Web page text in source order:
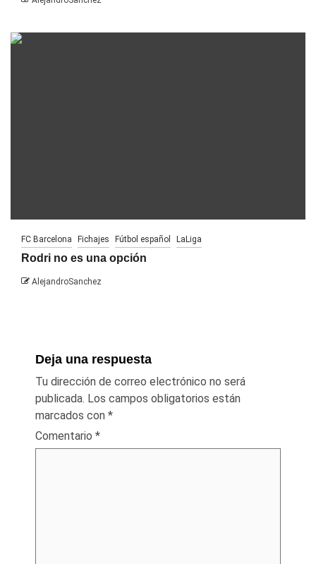
FC Barcelona Fichajes Fútbol español LaLiga
Rodri no es una opción
AlejandroSanchez
Deja una respuesta
Tu dirección de correo electrónico no será
publicada. Los campos obligatorios están
marcados con *
Comentario *